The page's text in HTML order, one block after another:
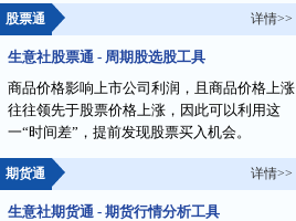
股票通 详情>>
生意社股票通 - 周期股选股工具
商品价格影响上市公司利润，且商品价格上涨
往往领先于股票价格上涨，因此可以利用这
一“时间差”，提前发现股票买入机会。
期货通 详情>>
生意社期货通 - 期货行情分析工具